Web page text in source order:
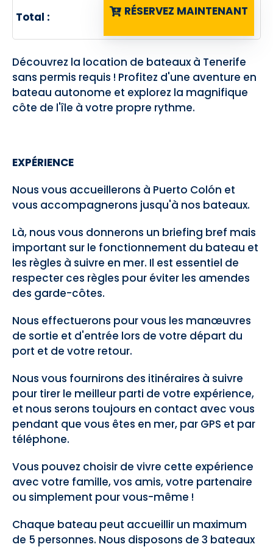
Total :
RÉSERVEZ MAINTENANT
Découvrez la location de bateaux à Tenerife
sans permis requis ! Profitez d'une aventure en
bateau autonome et explorez la magnifique
côte de l'île à votre propre rythme.
EXPÉRIENCE
Nous vous accueillerons à Puerto Colón et
vous accompagnerons jusqu'à nos bateaux.
Là, nous vous donnerons un briefing bref mais
important sur le fonctionnement du bateau et
les règles à suivre en mer. Il est essentiel de
respecter ces règles pour éviter les amendes
des garde-côtes.
Nous effectuerons pour vous les manœuvres
de sortie et d'entrée lors de votre départ du
port et de votre retour.
Nous vous fournirons des itinéraires à suivre
pour tirer le meilleur parti de votre expérience,
et nous serons toujours en contact avec vous
pendant que vous êtes en mer, par GPS et par
téléphone.
Vous pouvez choisir de vivre cette expérience
avec votre famille, vos amis, votre partenaire
ou simplement pour vous-même !
Chaque bateau peut accueillir un maximum
de 5 personnes. Nous disposons de 3 bateaux